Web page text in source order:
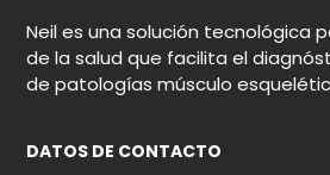
Neil es una solución tecnológica
de la salud que facilita el
de patologías músculo
DATOS DE CONTACTO